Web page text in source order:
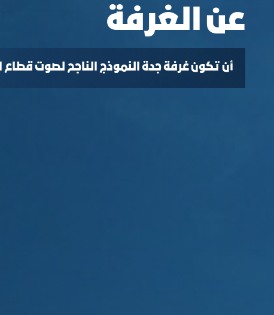
ﻋﻦ اﻟﻐﺮﻓﺔ
أن تكون غرفة جدة النموذج الناجح لصوت قطاع